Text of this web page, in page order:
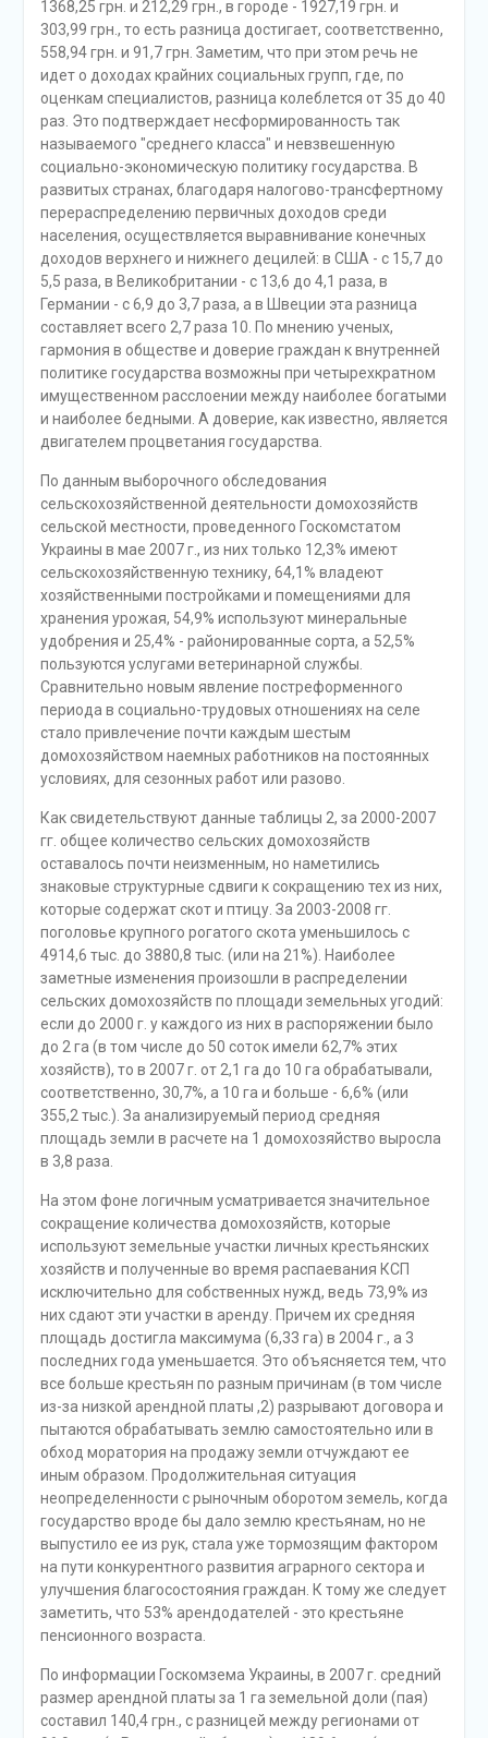
1368,25 грн. и 212,29 грн., в городе - 1927,19 грн. и
303,99 грн., то есть разница достигает, соответственно,
558,94 грн. и 91,7 грн. Заметим, что при этом речь не
идет о доходах крайних социальных групп, где, по
оценкам специалистов, разница колеблется от 35 до 40
раз. Это подтверждает несформированность так
называемого "среднего класса" и невзвешенную
социально-экономическую политику государства. В
развитых странах, благодаря налогово-трансфертному
перераспределению первичных доходов среди
населения, осуществляется выравнивание конечных
доходов верхнего и нижнего децилей: в США - с 15,7 до
5,5 раза, в Великобритании - с 13,6 до 4,1 раза, в
Германии - с 6,9 до 3,7 раза, а в Швеции эта разница
составляет всего 2,7 раза 10. По мнению ученых,
гармония в обществе и доверие граждан к внутренней
политике государства возможны при четырехкратном
имущественном расслоении между наиболее богатыми
и наиболее бедными. А доверие, как известно, является
двигателем процветания государства.
По данным выборочного обследования
сельскохозяйственной деятельности домохозяйств
сельской местности, проведенного Госкомстатом
Украины в мае 2007 г., из них только 12,3% имеют
сельскохозяйственную технику, 64,1% владеют
хозяйственными постройками и помещениями для
хранения урожая, 54,9% используют минеральные
удобрения и 25,4% - районированные сорта, а 52,5%
пользуются услугами ветеринарной службы.
Сравнительно новым явление постреформенного
периода в социально-трудовых отношениях на селе
стало привлечение почти каждым шестым
домохозяйством наемных работников на постоянных
условиях, для сезонных работ или разово.
Как свидетельствуют данные таблицы 2, за 2000-2007
гг. общее количество сельских домохозяйств
оставалось почти неизменным, но наметились
знаковые структурные сдвиги к сокращению тех из них,
которые содержат скот и птицу. За 2003-2008 гг.
поголовье крупного рогатого скота уменьшилось с
4914,6 тыс. до 3880,8 тыс. (или на 21%). Наиболее
заметные изменения произошли в распределении
сельских домохозяйств по площади земельных угодий:
если до 2000 г. у каждого из них в распоряжении было
до 2 га (в том числе до 50 соток имели 62,7% этих
хозяйств), то в 2007 г. от 2,1 га до 10 га обрабатывали,
соответственно, 30,7%, а 10 га и больше - 6,6% (или
355,2 тыс.). За анализируемый период средняя
площадь земли в расчете на 1 домохозяйство выросла
в 3,8 раза.
На этом фоне логичным усматривается значительное
сокращение количества домохозяйств, которые
используют земельные участки личных крестьянских
хозяйств и полученные во время распаевания КСП
исключительно для собственных нужд, ведь 73,9% из
них сдают эти участки в аренду. Причем их средняя
площадь достигла максимума (6,33 га) в 2004 г., а 3
последних года уменьшается. Это объясняется тем, что
все больше крестьян по разным причинам (в том числе
из-за низкой арендной платы ,2) разрывают договора и
пытаются обрабатывать землю самостоятельно или в
обход моратория на продажу земли отчуждают ее
иным образом. Продолжительная ситуация
неопределенности с рыночным оборотом земель, когда
государство вроде бы дало землю крестьянам, но не
выпустило ее из рук, стала уже тормозящим фактором
на пути конкурентного развития аграрного сектора и
улучшения благосостояния граждан. К тому же следует
заметить, что 53% арендодателей - это крестьяне
пенсионного возраста.
По информации Госкомзема Украины, в 2007 г. средний
размер арендной платы за 1 га земельной доли (пая)
составил 140,4 грн., с разницей между регионами от